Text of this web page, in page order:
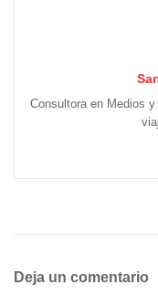
Consultora en Medios
Deja un comentario